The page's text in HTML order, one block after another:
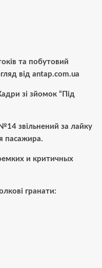
та побутовий
від antap.com.ua
зі зйомок “Під
звільнений за лайку
пасажира.
и критичных
гранати: